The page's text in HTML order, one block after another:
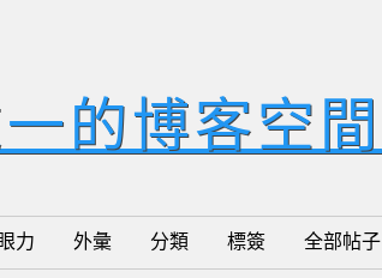
的博客空間
力 外彙 分類 標簽 全部帖子